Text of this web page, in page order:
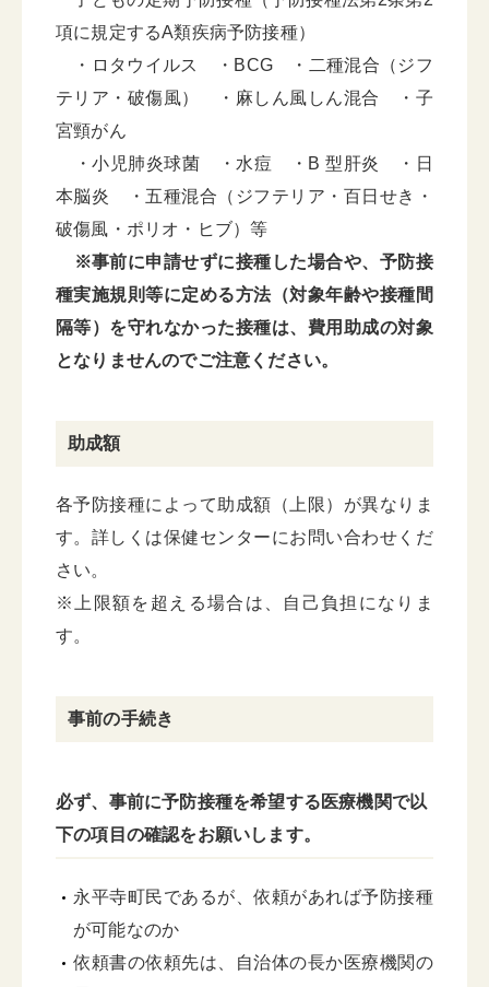
項に規定するA類疾病予防接種）
・ロタウイルス ・BCG ・二種混合（ジフ
テリア・破傷風） ・麻しん風しん混合 ・子
宮頸がん
・小児肺炎球菌 ・水痘 ・B 型肝炎 ・日
本脳炎 ・五種混合（ジフテリア・百日せき・
破傷風・ポリオ・ヒブ）等
※事前に申請せずに接種した場合や、予防接
種実施規則等に定める方法（対象年齢や接種間
隔等）を守れなかった接種は、費用助成の対象
となりませんのでご注意ください。
助成額
各予防接種によって助成額（上限）が異なりま
す。詳しくは保健センターにお問い合わせくだ
さい。
※上限額を超える場合は、自己負担になりま
す。
事前の手続き
必ず、事前に予防接種を希望する医療機関で以
下の項目の確認をお願いします。
永平寺町民であるが、依頼があれば予防接種
が可能なのか
依頼書の依頼先は、自治体の長か医療機関の